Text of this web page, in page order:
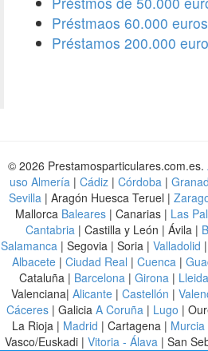
Préstmaos 60.000 euros
Préstamos 200.000
© 2026 Prestamosparticulares.com.es.
uso Almería| Cádiz| Córdoba|
Sevilla | Aragón Huesca Teruel |
Mallorca Baleares| Canarias | Las
Cantabria | Castilla y León | Ávila |
Salamanca| Segovia | Soria | Valladolid
Albacete | Ciudad Real | Cuenca |
Cataluña | Barcelona| Girona| Lleida
Valenciana| Alicante | Castellón |
Cáceres | Galicia A Coruña| Lugo |
La Rioja | Madrid | Cartagena | Murcia
Vasco/Euskadi | Vitoria - Álava | San